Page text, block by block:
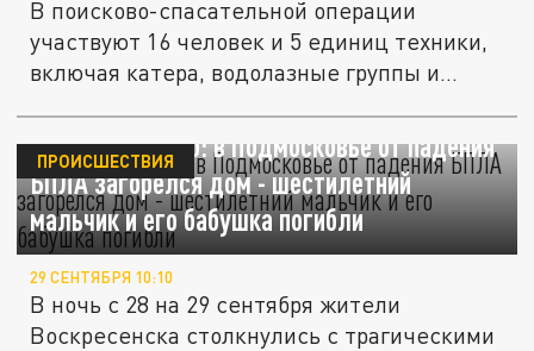
В поисково-спасательной операции
участвуют 16 человек и 5 единиц техники,
включая катера, водолазные группы и...
Сгорели заживо: в Подмосковье от падения
БПЛА загорелся дом - шестилетний
мальчик и его бабушка погибли
ПРОИСШЕСТВИЯ
29 СЕНТЯБРЯ 10:10
В ночь с 28 на 29 сентября жители
Воскресенска столкнулись с трагическими